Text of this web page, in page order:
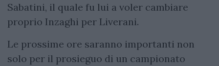
Sabatini, il quale fu lui a voler cambiare
proprio Inzaghi per Liverani.
Le prossime ore saranno importanti non
solo per il prosieguo di un campionato